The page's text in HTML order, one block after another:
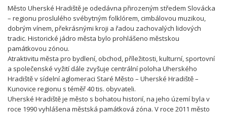
Město Uherské Hradiště je odedávna přirozeným středem Slovácka
– regionu proslulého svébytným folklórem, cimbálovou muzikou,
dobrým vínem, překrásnými kroji a řadou zachovalých lidových
tradic. Historické jádro města bylo prohlášeno městskou
památkovou zónou.
Atraktivitu města pro bydlení, obchod, příležitosti, kulturní, sportovní
a společenské vyžití dále zvyšuje centrální poloha Uherského
Hradiště v sídelní aglomeraci Staré Město – Uherské Hradiště –
Kunovice regionu s téměř 40 tis. obyvateli.
Uherské Hradiště je město s bohatou historií, na jeho území byla v
roce 1990 vyhlášena městská památková zóna. V roce 2011 město